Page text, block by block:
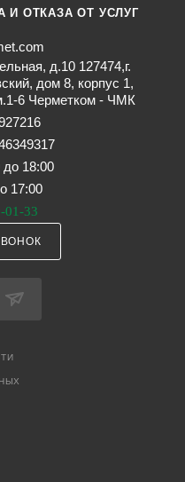
И ОТКАЗА ОТ УСЛУГ
д.10 127474,г.
дом 8, корпус 1,
6 Черметком - ЧМК
18:00
17:00
01-33